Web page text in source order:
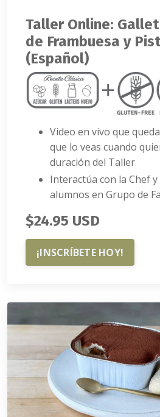
Taller Online:
de Frambuesa y
(Español)
Video en vivo que
que lo veas cuando
duración del Taller
Interactúa con la Chef y
alumnos en Grupo de
$24.95 USD
¡INSCRÍBETE HOY!